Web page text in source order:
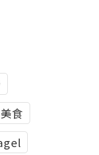
食